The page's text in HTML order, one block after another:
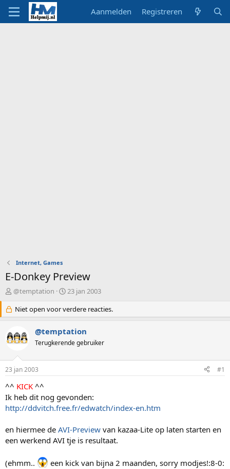
Aanmelden Registreren
Internet, Games
E-Donkey Preview
O
d
e
w
e
p
s
t
a
r
t
r
@temptation
S
a
r
d
a
m
23 jan 2003
Niet open voor verdere reacties.
@temptation
Terugkerende gebruiker
23 jan 2003 #1
^^ KICK ^^
Ik heb dit nog gevonden:
http://ddvitch.free.fr/edwatch/index-en.htm
en hiermee de AVI-Preview van kazaa-Lite op laten starten en
een werkend AVI tje is resultaat.
(ehmm..
een kick van bijna 2 maanden, sorry modjes!:8-0: